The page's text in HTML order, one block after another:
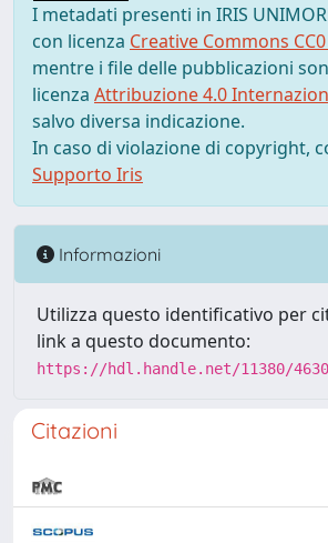
I metadati presenti in IRIS
con licenza Creative Commons
mentre i file delle pubblicazioni
licenza Attribuzione 4.0
salvo diversa indicazione.
In caso di violazione di copyright,
Supporto Iris
Informazioni
Utilizza questo identificativo per
link a questo documento:
https://hdl.handle.net/11380/
Citazioni